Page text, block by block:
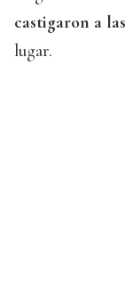
castigaron a
lugar.